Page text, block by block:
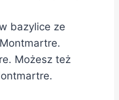
bazylice ze
Możesz też